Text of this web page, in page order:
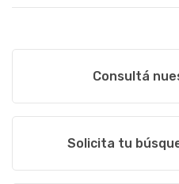
Consultá
Solicita tu